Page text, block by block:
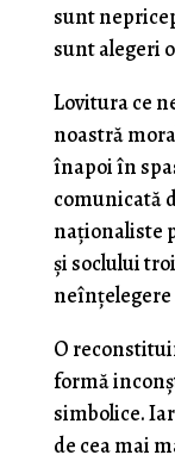
sunt
sunt alegeri
Lovitura ce
noastră
înapoi în
comunicată
naţionaliste
şi soclului
O
formă
simbolice.
de cea mai